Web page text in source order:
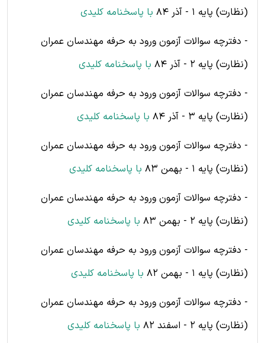
(نظارت) پایه 1 - آذر 84
با پاسخنامه کلیدی
- دفترچه سوالات آزمون ورود به حرفه مهندسان عمران
(نظارت) پایه 2 - آذر 84
با پاسخنامه کلیدی
- دفترچه سوالات آزمون ورود به حرفه مهندسان عمران
(نظارت) پایه 3 - آذر 84
با پاسخنامه کلیدی
- دفترچه سوالات آزمون ورود به حرفه مهندسان عمران
(نظارت) پایه 1 - بهمن 83
با پاسخنامه کلیدی
- دفترچه سوالات آزمون ورود به حرفه مهندسان عمران
(نظارت) پایه 2 - بهمن 83
با پاسخنامه کلیدی
- دفترچه سوالات آزمون ورود به حرفه مهندسان عمران
(نظارت) پایه 1 - بهمن 82
با پاسخنامه کلیدی
- دفترچه سوالات آزمون ورود به حرفه مهندسان عمران
(نظارت) پایه 2 - اسفند 82
با پاسخنامه کلیدی